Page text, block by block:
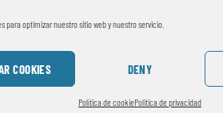
para optimizar nuestro sitio web y nuestro servicio.
COOKIES DENY
Política de cookiePolitica de privacidad